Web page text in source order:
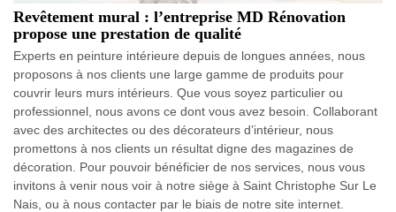
Revêtement mural : l’entreprise MD Rénovation
propose une prestation de qualité
Experts en peinture intérieure depuis de longues années, nous
proposons à nos clients une large gamme de produits pour
couvrir leurs murs intérieurs. Que vous soyez particulier ou
professionnel, nous avons ce dont vous avez besoin. Collaborant
avec des architectes ou des décorateurs d’intérieur, nous
promettons à nos clients un résultat digne des magazines de
décoration. Pour pouvoir bénéficier de nos services, nous vous
invitons à venir nous voir à notre siège à Saint Christophe Sur Le
Nais, ou à nous contacter par le biais de notre site internet.